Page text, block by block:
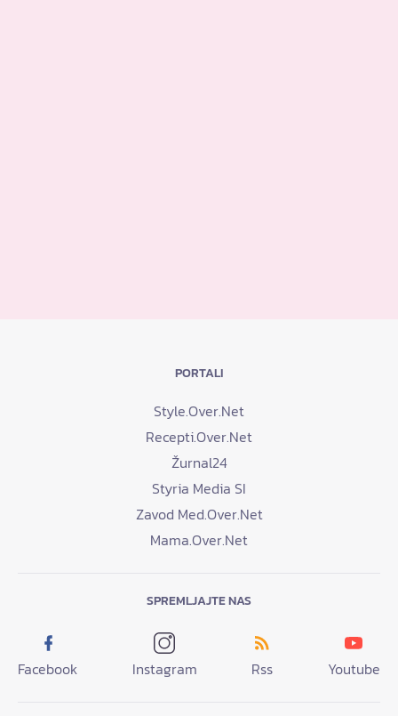
PORTALI
Style.Over.Net
Recepti.Over.Net
Žurnal24
Styria Media SI
Zavod Med.Over.Net
Mama.Over.Net
SPREMLJAJTE NAS
Facebook Instagram Rss Youtube